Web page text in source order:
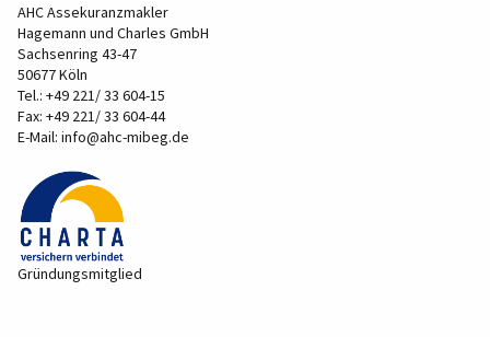
AHC Assekuranzmakler
Hagemann und Charles GmbH
Sachsenring 43-47
50677 Köln
Tel.: +49 221/ 33 604-15
Fax: +49 221/ 33 604-44
E-Mail: info@ahc-mibeg.de
Gründungsmitglied